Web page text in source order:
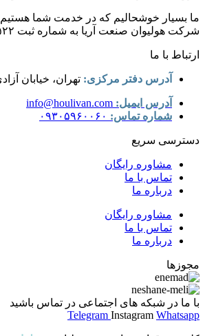
ما بسیار خوشحالیم که در خدمت شما
شرکت هولیوان صنعت آریا به شماره ثبت ۴۲۸۵۲۲ در سال ۱۳۹۱ فعالیت خود را در زمینه ساخت و مونتاژ دستگاه های تصفیه آب صنعتی با متراژهای متفاوت ویژه صنایع به صورت رسمی آغاز نموده است.
ارتباط با ما
آدرس دفتر مرکزی: تهران، خیابان
آدرس ایمیل: info@houlivan.com
شماره تماس: ۰۹۳۰۵۹۶۰۰۶۰
دسترسی سریع
مشاوره رایگان
تماس با ما
درباره ما
مشاوره رایگان
تماس با ما
درباره ما
مجوزها
با ما در شبکه های اجتماعی در تماس باشید
Telegram Instagram Whatsapp